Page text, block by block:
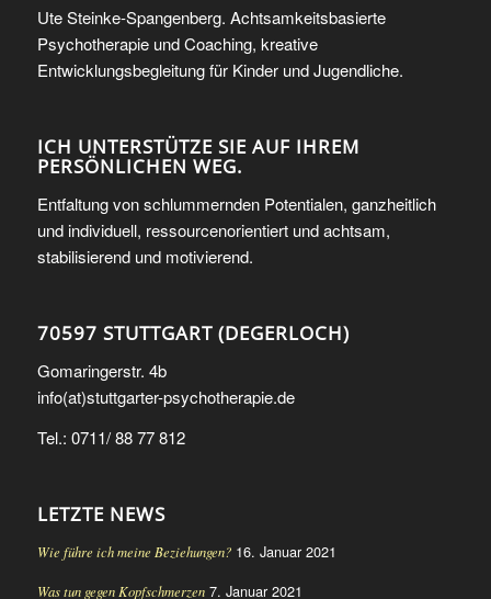
Ute Steinke-Spangenberg. Achtsamkeitsbasierte
Psychotherapie und Coaching, kreative
Entwicklungsbegleitung für Kinder und Jugendliche.
ICH UNTERSTÜTZE SIE AUF IHREM
PERSÖNLICHEN WEG.
Entfaltung von schlummernden Potentialen, ganzheitlich
und individuell, ressourcenorientiert und achtsam,
stabilisierend und motivierend.
70597 STUTTGART (DEGERLOCH)
Gomaringerstr. 4b
info(at)stuttgarter-psychotherapie.de
Tel.: 0711/ 88 77 812
LETZTE NEWS
Wie führe ich meine Beziehungen? 16. Januar 2021
Was tun gegen Kopfschmerzen 7. Januar 2021